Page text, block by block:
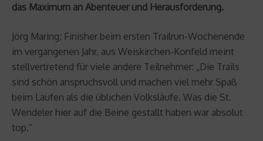
das Maximum an Abenteuer und Herausforderung.
Jörg Maring; Finisher beim ersten Trailrun-Wochenende
im vergangenen Jahr, aus Weiskirchen-Konfeld meint
stellvertretend für viele andere Teilnehmer: „Die Trails
sind schön anspruchsvoll und machen viel mehr Spaß
beim Laufen als die üblichen Volksläufe. Was die St.
Wendeler hier auf die Beine gestallt haben war absolut
top.“